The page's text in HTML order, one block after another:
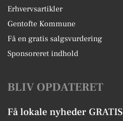
Erhvervsartikler
Gentofte Kommune
Få en gratis salgsvurdering
Sponsoreret indhold
BLIV OPDATERET
Få lokale nyheder GRATIS